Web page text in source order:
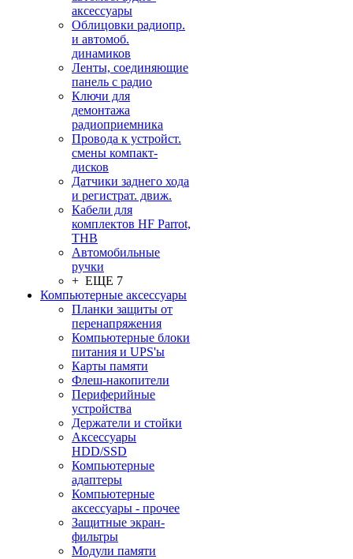
аксессуары
Облицовки радиопр.
и автомоб.
динамиков
Ленты, соединяющие
панель с радио
Ключи для
демонтажа
радиоприемника
Провода к устройст.
смены компакт-
дисков
Датчики заднего хода
и регистрат. движ.
Кабели для
комплектов HF Parrot,
THB
Автомобильные
ручки
+ ЕЩЕ 7
Компьютерные аксессуары
Планки защиты от
перенапряжения
Компьютерные блоки
питания и UPS'ы
Карты памяти
Флеш-накопители
Периферийные
устройства
Держатели и стойки
Аксессуары
HDD/SSD
Компьютерные
адаптеры
Компьютерные
аксессуары - прочее
Защитные экран-
фильтры
Модули памяти